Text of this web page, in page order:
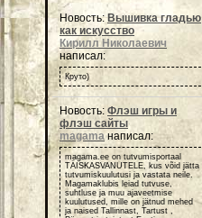
Новость:Вышивка гладью
как искусство
Кирилл Николаевич
написал:
Круто)
Новость: Флэш игры и
флэш сайты
magamaнаписал:
magama.ee on tutvumisportaal
TÄISKASVANUTELE, kus võid jätta
tutvumiskuulutusi ja vastata neile.
Magamaklubis leiad tutvuse,
suhtluse ja muu ajaveetmise
kuulutused, mille on jätnud mehed
ja naised Tallinnast, Tartust ,